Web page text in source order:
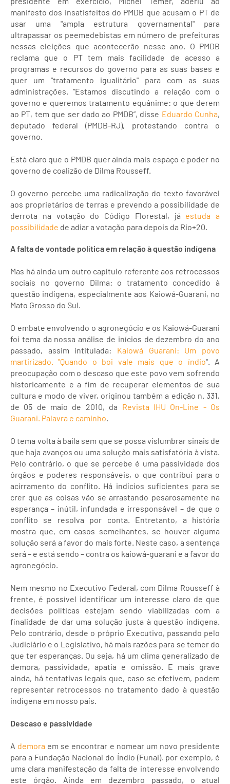
manifesto dos insatisfeitos do PMDB que acusam o PT de
usar uma "ampla estrutura governamental" para
ultrapassar os peemedebistas em número de prefeituras
nessas eleições que acontecerão nesse ano. O PMDB
reclama que o PT tem mais facilidade de acesso a
programas e recursos do governo para as suas bases e
quer um "tratamento igualitário" para com as suas
administrações. “Estamos discutindo a relação com o
governo e queremos tratamento equânime: o que derem
ao PT, tem que ser dado ao PMDB”, disse Eduardo Cunha,
deputado federal (PMDB-RJ), protestando contra o
governo.
Está claro que o PMDB quer ainda mais espaço e poder no
governo de coalizão de Dilma Rousseff.
O governo percebe uma radicalização do texto favorável
aos proprietários de terras e prevendo a possibilidade de
derrota na votação do Código Florestal, já estuda a
possibilidade de adiar a votação para depois da Rio+20.
A falta de vontade política em relação à questão indígena
Mas há ainda um outro capítulo referente aos retrocessos
sociais no governo Dilma: o tratamento concedido à
questão indígena, especialmente aos Kaiowá-Guarani, no
Mato Grosso do Sul.
O embate envolvendo o agronegócio e os Kaiowá-Guarani
foi tema da nossa análise de inícios de dezembro do ano
passado, assim intitulada: Kaiowá Guarani: Um povo
martirizado. ''Quando o boi vale mais que o índio''. A
preocupação com o descaso que este povo vem sofrendo
historicamente e a fim de recuperar elementos de sua
cultura e modo de viver, originou também a edição n. 331,
de 05 de maio de 2010, da Revista IHU On-Line - Os
Guarani. Palavra e caminho.
O tema volta à baila sem que se possa vislumbrar sinais de
que haja avanços ou uma solução mais satisfatória à vista.
Pelo contrário, o que se percebe é uma passividade dos
órgãos e poderes responsáveis, o que contribui para o
acirramento do conflito. Há indícios suficientes para se
crer que as coisas vão se arrastando pesarosamente na
esperança – inútil, infundada e irresponsável – de que o
conflito se resolva por conta. Entretanto, a história
mostra que, em casos semelhantes, se houver alguma
solução será a favor do mais forte. Neste caso, a sentença
será – e está sendo – contra os kaiowá-guarani e a favor do
agronegócio.
Nem mesmo no Executivo Federal, com Dilma Rousseff à
frente, é possível identificar um interesse claro de que
decisões políticas estejam sendo viabilizadas com a
finalidade de dar uma solução justa à questão indígena.
Pelo contrário, desde o próprio Executivo, passando pelo
Judiciário e o Legislativo, há mais razões para se temer do
que ter esperanças. Ou seja, há um clima generalizado de
demora, passividade, apatia e omissão. E mais grave
ainda, há tentativas legais que, caso se efetivem, podem
representar retrocessos no tratamento dado à questão
indígena em nosso país.
Descaso e passividade
A demora em se encontrar e nomear um novo presidente
para a Fundação Nacional do Índio (Funai), por exemplo, é
uma clara manifestação da falta de interesse envolvendo
este órgão. Ainda em dezembro passado, o atual